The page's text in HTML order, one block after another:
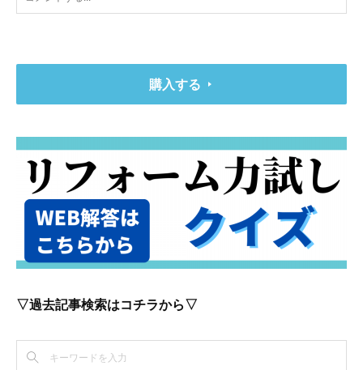
購入する
▽過去記事検索はコチラから▽